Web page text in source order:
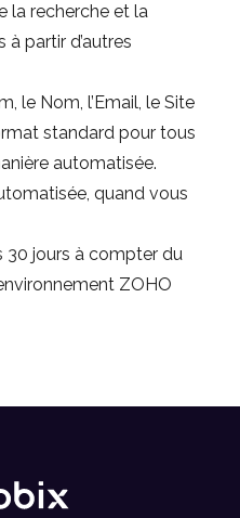
la recherche et la
partir d’autres
le Nom, l’Email, le Site
standard pour tous
automatisée.
quand vous
30 jours à compter du
ZOHO